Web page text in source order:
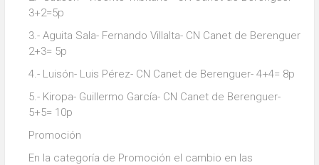
3+2=5p
3.- Aguita Sala- Fernando Villalta- CN Canet de Berenguer
2+3= 5p
4.- Luisón- Luis Pérez- CN Canet de Berenguer- 4+4= 8p
5.- Kiropa- Guillermo García- CN Canet de Berenguer-
5+5= 10p
Promoción
En la categoría de Promoción el cambio en las